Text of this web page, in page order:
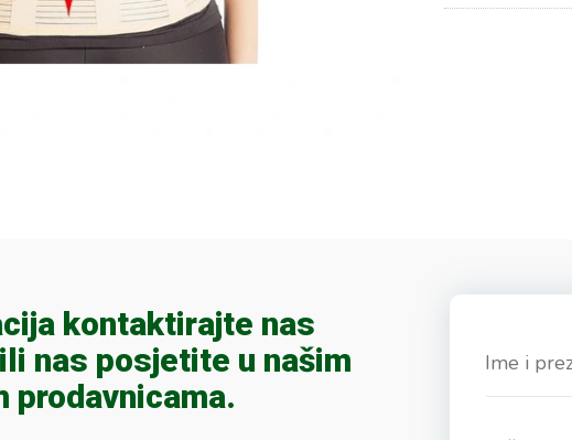
kontaktirajte nas
nas posjetite u našim
prodavnicama.